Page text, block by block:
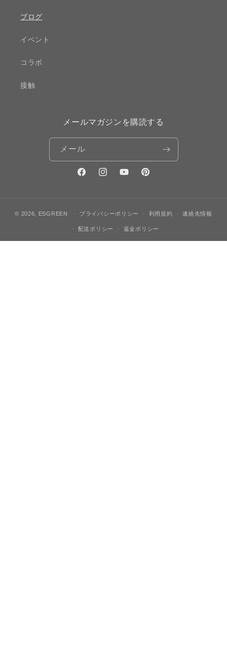
ブログ
イベント
コラボ
接触
メールマガジンを購読する
メール
FacebookInstagramYouTubePinterest
© 2026, ESGREEN プライバシーポリシー 利用規約 連絡先情報
配送ポリシー 返金ポリシー